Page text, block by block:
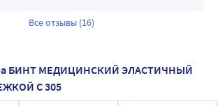
Все отзывы (16)
БИНТ МЕДИЦИНСКИЙ ЭЛАСТИЧНЫЙ
С 305